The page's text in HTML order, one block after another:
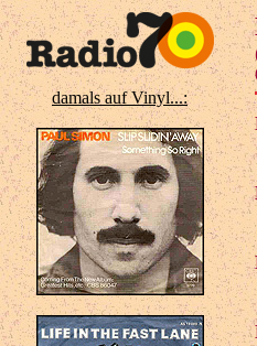
damals auf Vinyl...: